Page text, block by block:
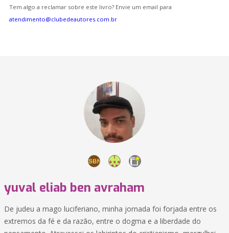
Tem algo a reclamar sobre este livro? Envie um email para
atendimento@clubedeautores.com.br
yuval eliab ben avraham
De judeu a mago luciferiano, minha jornada foi forjada entre os
extremos da fé e da razão, entre o dogma e a liberdade do